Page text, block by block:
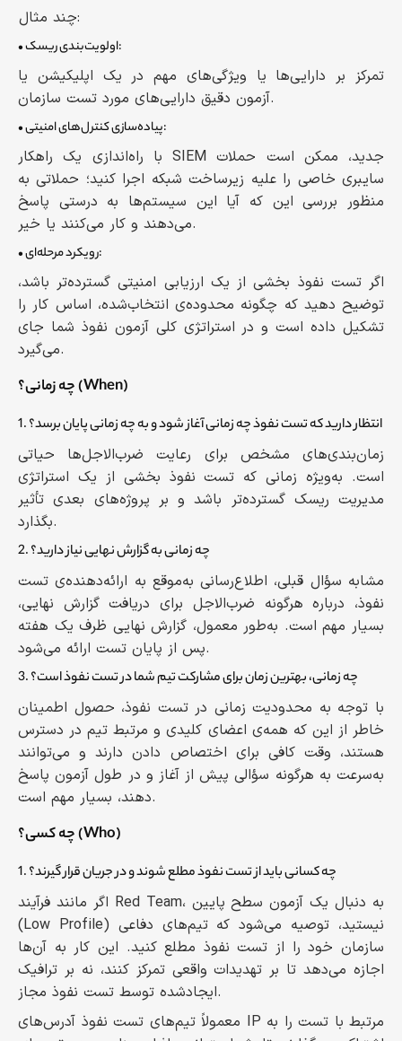
چند مثال:
• اولویت‌بندی ریسک:
تمرکز بر دارایی‌ها یا ویژگی‌های مهم در یک اپلیکیشن یا
آزمون دقیق دارایی‌های مورد تست سازمان.
• پیاده‌سازی کنترل‌های امنیتی:
با راه‌اندازی یک راهکار SIEM جدید، ممکن است حملات
سایبری خاصی را علیه زیرساخت شبکه اجرا کنید؛ حملاتی به
منظور بررسی این که آیا این سیستم‌ها به درستی پاسخ
می‌دهند و کار می‌کنند یا خیر.
• رویکرد مرحله‌ای:
اگر تست نفوذ بخشی از یک ارزیابی امنیتی گسترده‌تر باشد،
توضیح دهید که چگونه محدوده‌ی انتخاب‌شده، اساس کار را
تشکیل داده است و در استراتژی کلی آزمون نفوذ شما جای
می‌گیرد.
چه زمانی؟ (When)
1. انتظار دارید که تست نفوذ چه زمانی آغاز شود و به چه زمانی پایان برسد؟
زمان‌بندی‌های مشخص برای رعایت ضرب‌الاجل‌ها حیاتی
است. به‌ویژه زمانی که تست نفوذ بخشی از یک استراتژی
مدیریت ریسک گسترده‌تر باشد و بر پروژه‌های بعدی تأثیر
بگذارد.
2. چه زمانی به گزارش نهایی نیاز دارید؟
مشابه سؤال قبلی، اطلاع‌رسانی به‌موقع به ارائه‌دهنده‌ی تست
نفوذ، درباره هرگونه ضرب‌الاجل برای دریافت گزارش نهایی،
بسیار مهم است. به‌طور معمول، گزارش نهایی ظرف یک هفته
پس از پایان تست ارائه می‌شود.
3. چه زمانی، بهترین زمان برای مشارکت تیم شما در تست نفوذ است؟
با توجه به محدودیت زمانی در تست نفوذ، حصول اطمینان
خاطر از این که همه‌ی اعضای کلیدی و مرتبط تیم در دسترس
هستند، وقت کافی برای اختصاص دادن دارند و می‌توانند
به‌سرعت به هرگونه سؤالی پیش از آغاز و در طول آزمون پاسخ
دهند، بسیار مهم است.
چه کسی؟ (Who)
1. چه کسانی باید از تست نفوذ مطلع شوند و در جریان قرار گیرند؟
اگر مانند فرآیند Red Team، به دنبال یک آزمون سطح پایین
(Low Profile) نیستید، توصیه می‌شود که تیم‌های دفاعی
سازمان خود را از تست نفوذ مطلع کنید. این کار به آن‌ها
اجازه می‌دهد تا بر تهدیدات واقعی تمرکز کنند، نه بر ترافیک
ایجادشده توسط تست نفوذ مجاز.
معمولاً تیم‌های تست نفوذ آدرس‌های IP مرتبط با تست را به